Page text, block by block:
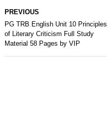
PREVIOUS
PG TRB English Unit 10 Principles
of Literary Criticism Full Study
Material 58 Pages by VIP